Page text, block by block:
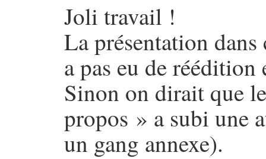
Joli travail !
La présentation dans
a pas eu de
Sinon on dirait que
propos » a subi une
un gang annexe).